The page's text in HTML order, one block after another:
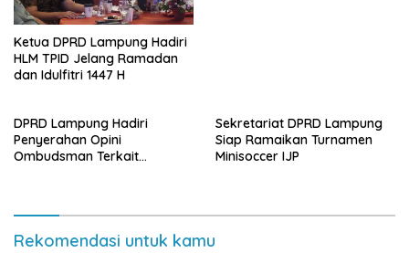
Ketua DPRD Lampung Hadiri
HLM TPID Jelang Ramadan
dan Idulfitri 1447 H
DPRD Lampung Hadiri
Penyerahan Opini
Ombudsman Terkait
Sekretariat DPRD Lampung
Siap Ramaikan Turnamen
Minisoccer IJP
Rekomendasi untuk kamu